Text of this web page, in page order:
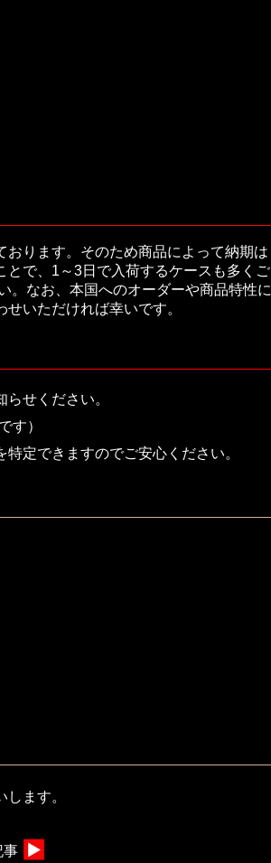
ります。そのため商品によって納期は
で、1～3日で入荷するケースも多くご
。なお、本国へのオーダーや商品特性に
いただければ幸いです。
せください。
す）
定できますのでご安心ください。
ます。
事